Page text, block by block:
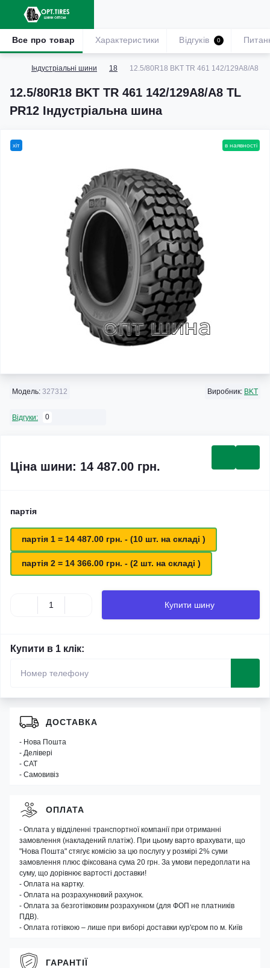
Індустріальні шини 18 12.5/80R18 BKT TR 461 142/129A8/A8
12.5/80R18 BKT TR 461 142/129A8/A8 TL
PR12 Індустріальна шина
Все про товар Характеристики Відгуків 0
хіт в наявності
Модель: 327312 Виробник: BKT
Відгуки: 0
Ціна шини: 14 487.00 грн.
партія
партія 1 = 14 487.00 грн. - (10 шт. на складі )
партія 2 = 14 366.00 грн. - (2 шт. на складі )
Купити шину
Купити в 1 клік:
ДОСТАВКА
- Нова Пошта
- Делівері
- САТ
- Самовивіз
ОПЛАТА
- Оплата у відділенні транспортної компанії при отриманні
замовлення (накладений платіж). При цьому варто врахувати, що
"Нова Пошта" стягує комісію за цю послугу у розмірі 2% суми
замовлення плюс фіксована сума 20 грн. За умови передоплати на
суму, що дорівнює вартості доставки!
- Оплата на картку.
- Оплата на розрахунковий рахунок.
- Оплата за безготівковим розрахунком (для ФОП не платників
ПДВ).
- Оплата готівкою – лише при виборі доставки кур'єром по м. Київ
ГАРАНТІЇ